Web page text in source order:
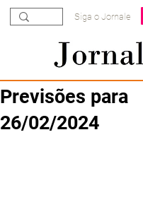
Siga o Jornale
Previsões para
26/02/2024